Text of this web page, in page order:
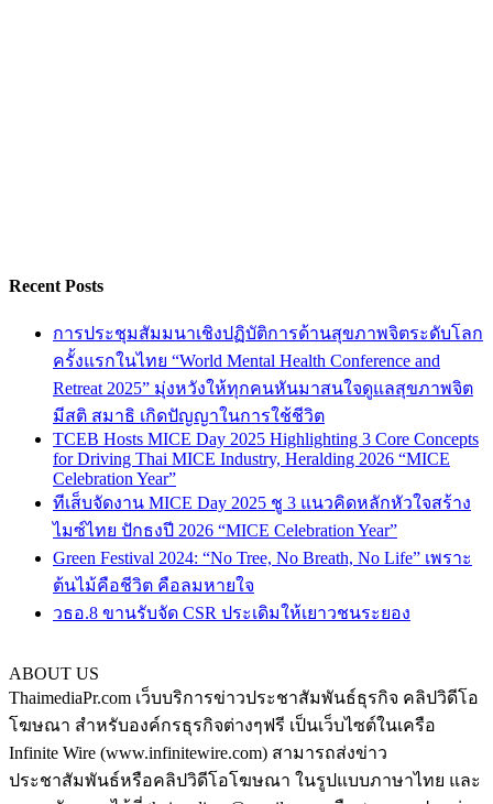
Recent Posts
การประชุมสัมมนาเชิงปฏิบัติการด้านสุขภาพจิตระดับโลก
ครั้งแรกในไทย “World Mental Health Conference and
Retreat 2025” มุ่งหวังให้ทุกคนหันมาสนใจดูแลสุขภาพจิต
มีสติ สมาธิ เกิดปัญญาในการใช้ชีวิต
TCEB Hosts MICE Day 2025 Highlighting 3 Core Concepts
for Driving Thai MICE Industry, Heralding 2026 “MICE
Celebration Year”
ทีเส็บจัดงาน MICE Day 2025 ชู 3 แนวคิดหลักหัวใจสร้าง
ไมซ์ไทย ปักธงปี 2026 “MICE Celebration Year”
Green Festival 2024: “No Tree, No Breath, No Life” เพราะ
ต้นไม้คือชีวิต คือลมหายใจ
วธอ.8 ขานรับจัด CSR ประเดิมให้เยาวชนระยอง
ABOUT US
ThaimediaPr.com เว็บบริการข่าวประชาสัมพันธ์ธุรกิจ คลิปวิดีโอ
โฆษณา สำหรับองค์กรธุรกิจต่างๆฟรี เป็นเว็บไซต์ในเครือ
Infinite Wire (www.infinitewire.com) สามารถส่งข่าว
ประชาสัมพันธ์หรือคลิปวิดีโอโฆษณา ในรูปแบบภาษาไทย และ